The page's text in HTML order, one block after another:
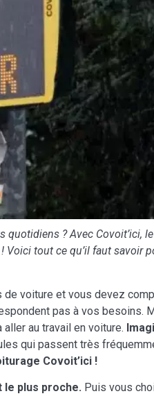
? Avec Covoit’ici,
Voici tout ce qu’il faut savoir
de voiture et vous devez
pas à vos besoins.
au travail en voiture.
qui passent très
Covoit’ici !
le plus proche. Puis vous